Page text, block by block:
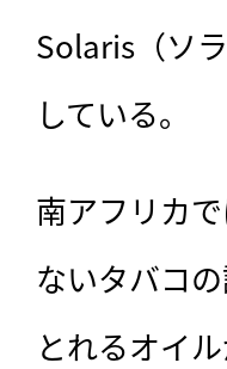
Solaris（ソ
している。
南アフリカ
ないタバコ
とれるオイ